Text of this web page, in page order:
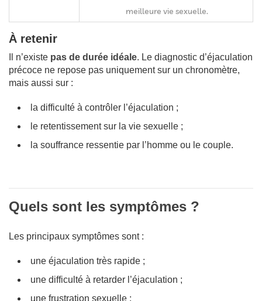
meilleure vie sexuelle.
À retenir
Il n’existe pas de durée idéale. Le diagnostic d’éjaculation
précoce ne repose pas uniquement sur un chronomètre,
mais aussi sur :
la difficulté à contrôler l’éjaculation ;
le retentissement sur la vie sexuelle ;
la souffrance ressentie par l’homme ou le couple.
Quels sont les symptômes ?
Les principaux symptômes sont :
une éjaculation très rapide ;
une difficulté à retarder l’éjaculation ;
une frustration sexuelle ;